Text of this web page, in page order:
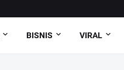
BISNIS VIRAL